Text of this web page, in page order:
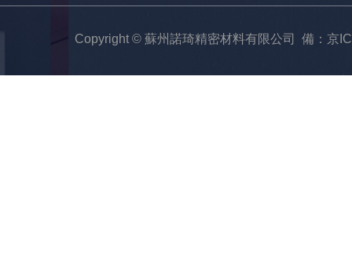
Copyright © 蘇州諾琦精密材料有限公司 備： 京